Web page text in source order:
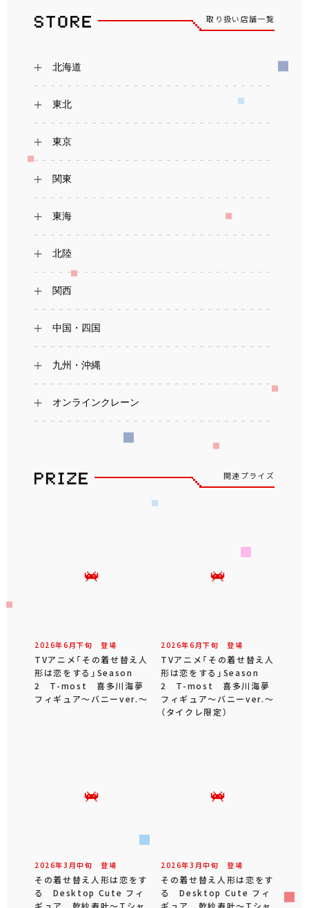
取り扱い店舗一覧
北海道
東北
東京
関東
東海
北陸
関西
中国・四国
九州・沖縄
オンラインクレーン
関連プライズ
2026年6 月下旬 登場
TVアニメ「その着せ替え人
形は恋をする」Season
2 T-most 喜多川海夢
フィギュア～バニーver.～
2026年6 月下旬 登場
TVアニメ「その着せ替え人
形は恋をする」Season
2 T-most 喜多川海夢
フィギュア～バニーver.～
（タイクレ限定）
2026年3 月中旬 登場
その着せ替え人形は恋をす
る Desktop Cute フィ
2026年3 月中旬 登場
その着せ替え人形は恋をす
る Desktop Cute フィ